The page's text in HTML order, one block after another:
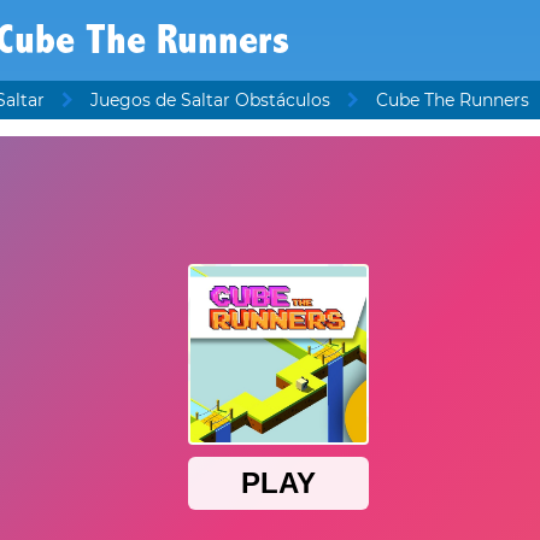
The Runners
Juegos de Saltar Obstáculos Cube The Runners